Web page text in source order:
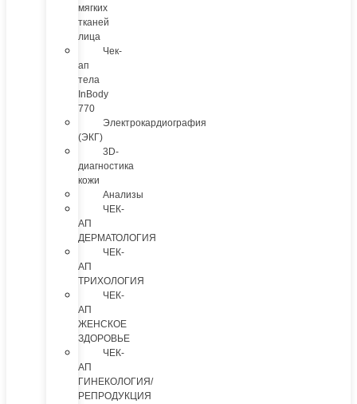
мягких
тканей
лица
Чек-
ап
тела
InBody
770
Электрокардиография
(ЭКГ)
3D-
диагностика
кожи
Анализы
ЧЕК-
АП
ДЕРМАТОЛОГИЯ
ЧЕК-
АП
ТРИХОЛОГИЯ
ЧЕК-
АП
ЖЕНСКОЕ
ЗДОРОВЬЕ
ЧЕК-
АП
ГИНЕКОЛОГИЯ/
РЕПРОДУКЦИЯ